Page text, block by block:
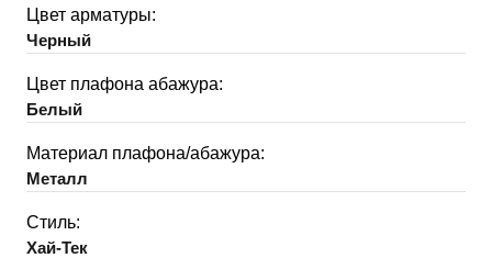
Цвет арматуры:
Черный
Цвет плафона абажура:
Белый
Материал плафона/абажура:
Металл
Стиль:
Хай-Тек